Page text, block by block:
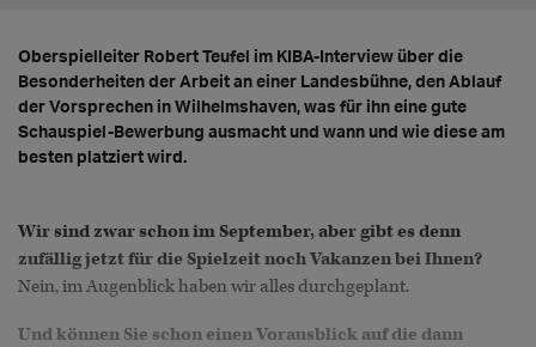
Oberspielleiter Robert Teufel im KIBA-Interview über die
Besonderheiten der Arbeit an einer Landesbühne, den Ablauf
der Vorsprechen in Wilhelmshaven, was für ihn eine gute
Schauspiel-Bewerbung ausmacht und wann und wie diese am
besten platziert wird.
Wir sind zwar schon im September, aber gibt es denn
zufällig jetzt für die Spielzeit noch Vakanzen bei Ihnen?
Nein, im Augenblick haben wir alles durchgeplant.
Und können Sie schon einen Vorausblick auf die dann